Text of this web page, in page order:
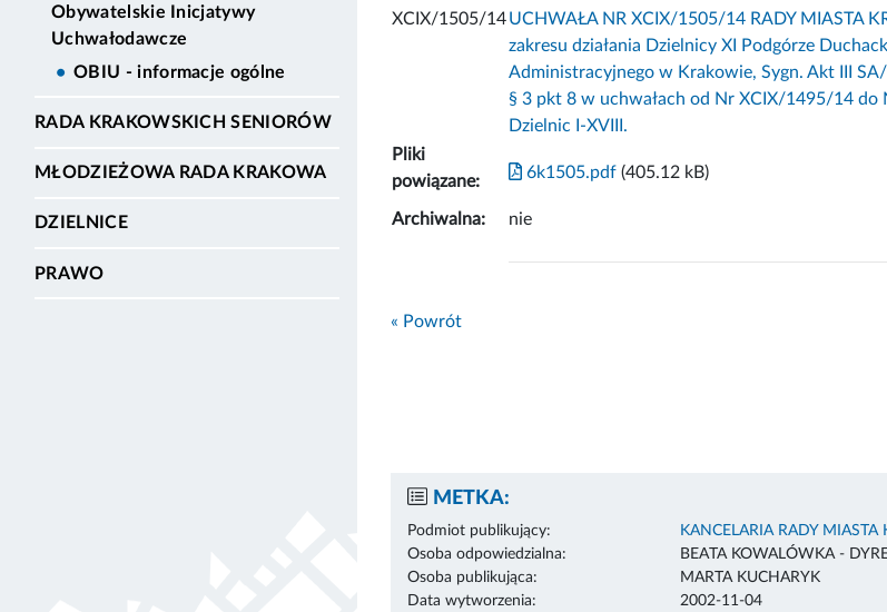
Obywatelskie Inicjatywy
Uchwałodawcze
OBIU - informacje ogólne
RADA KRAKOWSKICH SENIORÓW
MŁODZIEŻOWA RADA KRAKOWA
DZIELNICE
PRAWO
XCIX/1505/14UCHWAŁA NR XCIX/1505/14 RADY MIASTA
zakresu działania Dzielnicy XI Podgórze
Administracyjnego w Krakowie, Sygn. Akt III
§ 3 pkt 8 w uchwałach od Nr XCIX/1495/14 do
Dzielnic I-XVIII.
Pliki
powiązane:
6k1505.pdf (405.12 kB)
Archiwalna: nie
« Powrót
METKA:
Podmiot publikujący:
KANCELARIA RADY MIASTA
Osoba odpowiedzialna:
BEATA KOWALÓWKA -
Osoba publikująca:
MARTA KUCHARYK
Data wytworzenia:
2002-11-04